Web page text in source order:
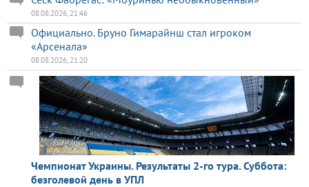
08.08.2026, 21:46
Официально. Бруно Гимарайнш стал игроком
«Арсенала»
08.08.2026, 21:20
Чемпионат Украины. Результаты 2-го тура. Суббота:
безголевой день в УПЛ